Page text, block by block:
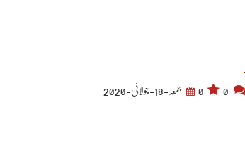
0 جمعہ-18-جولائی-2020